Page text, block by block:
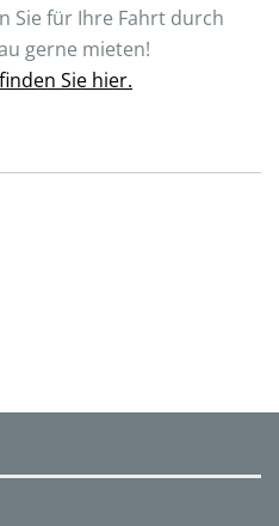
Sie für Ihre Fahrt durch
gerne mieten!
Sie hier.